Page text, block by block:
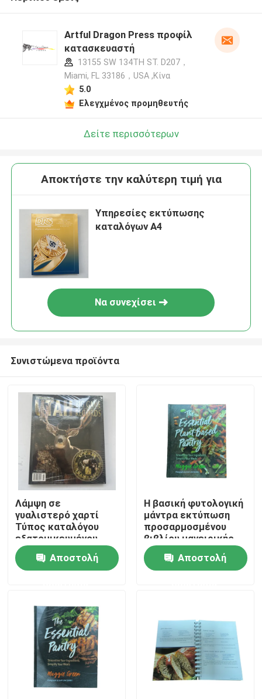
Σπίτι
Προϊόντα
Artful Dragon Press προφίλ
κατασκευαστή
13155 SW 134TH ST. D207，
Miami, FL 33186，USA ,Κίνα
5.0
Ελεγχμένος προμηθευτής
Δείτε περισσότερων
Αποκτήστε την καλύτερη τιμή για
Υπηρεσίες εκτύπωσης
καταλόγων A4
Να συνεχίσει
Συνιστώμενα προϊόντα
Λάμψη σε
γυαλιστερό χαρτί
Τύπος καταλόγου
εξατομικευμένου
Αποστολή
Η βασική φυτολογική
μάντρα εκτύπωση
προσαρμοσμένου
βιβλίου μαγειρικής
με ζωντανά χρώματα
CMYK και ματ
επικάλυψη
Αποστολή